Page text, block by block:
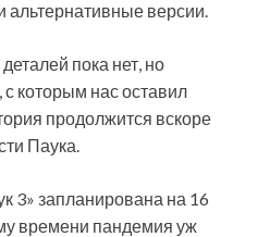
альтернативные версии.
пока нет, но
которым нас оставил
продолжится вскоре
Паука.
3» запланирована на 16
времени пандемия уж